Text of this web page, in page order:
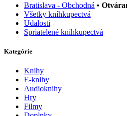
Bratislava - Obchodná •
Všetky kníhkupectvá
Udalosti
Spriatelené kníhkupectvá
Kategórie
Knihy
E-knihy
Audioknihy
Hry
Filmy